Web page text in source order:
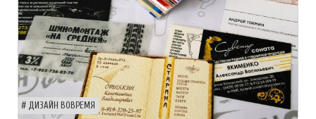
ДИЗАЙН ВОВРЕМЯ